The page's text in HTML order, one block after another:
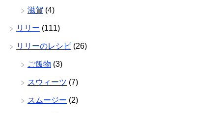
滋賀 (4)
リリー (111)
リリーのレシピ (26)
ご飯物 (3)
スウィーツ (7)
スムージー (2)